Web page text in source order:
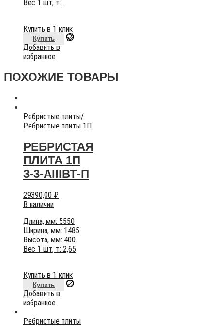
Вес 1 шт, т:
Купить в 1 клик
Купить
Добавить в
избранное
ПОХОЖИЕ ТОВАРЫ
Ребристые плиты/
Ребристые плиты 1П
РЕБРИСТАЯ
ПЛИТА 1П
3-3-АIIIВТ-П
29390,00 ₽
В наличии
Длина, мм: 5550
Ширина, мм: 1485
Высота, мм: 400
Вес 1 шт, т: 2,65
Купить в 1 клик
Купить
Добавить в
избранное
Ребристые плиты